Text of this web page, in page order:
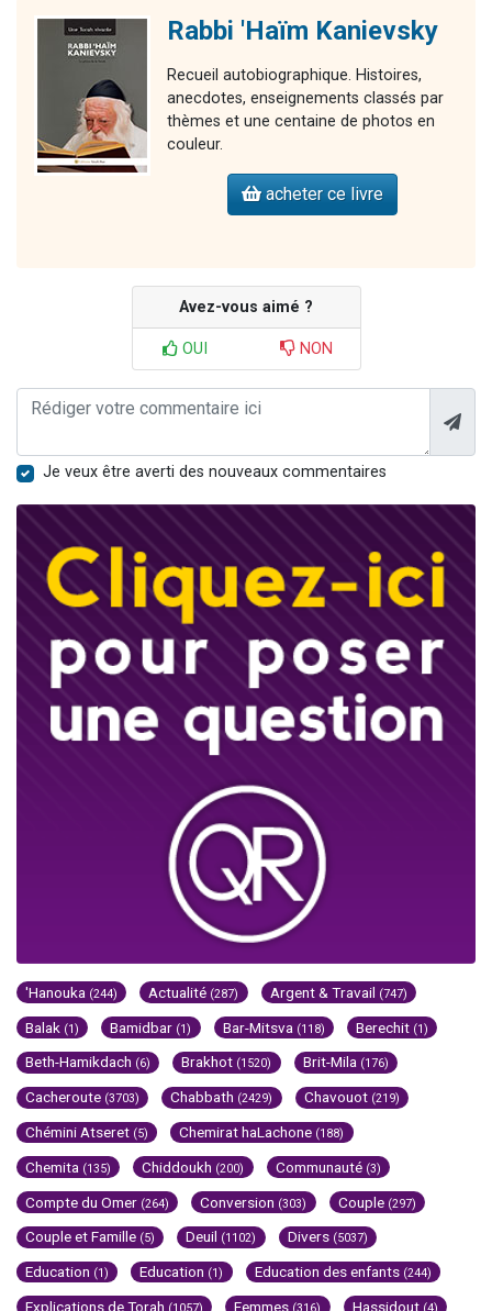
Rabbi 'Haïm Kanievsky
Recueil autobiographique. Histoires,
anecdotes, enseignements classés par
thèmes et une centaine de photos en
couleur.
acheter ce livre
Avez-vous aimé ?
OUI NON
Je veux être averti des nouveaux commentaires
'Hanouka (244) Actualité (287) Argent & Travail (747)
Balak (1) Bamidbar (1) Bar-Mitsva (118) Berechit (1)
Beth-Hamikdach (6) Brakhot (1520) Brit-Mila (176)
Cacheroute (3703) Chabbath (2429) Chavouot (219)
Chémini Atseret (5) Chemirat haLachone (188)
Chemita (135) Chiddoukh (200) Communauté (3)
Compte du Omer (264) Conversion (303) Couple (297)
Couple et Famille (5) Deuil (1102) Divers (5037)
Education (1) Education (1) Education des enfants (244)
Explications de Torah (1057) Femmes (316) Hassidout (4)